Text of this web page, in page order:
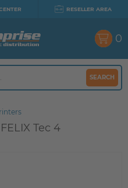
RESELLER AREA
SEARCH
0
Tec 4